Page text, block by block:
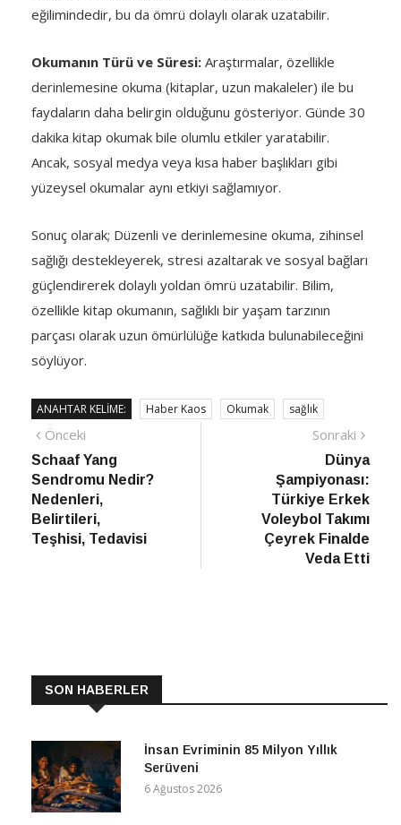
eğilimindedir, bu da ömrü dolaylı olarak uzatabilir.
Okumanın Türü ve Süresi: Araştırmalar, özellikle
derinlemesine okuma (kitaplar, uzun makaleler) ile bu
faydaların daha belirgin olduğunu gösteriyor. Günde 30
dakika kitap okumak bile olumlu etkiler yaratabilir.
Ancak, sosyal medya veya kısa haber başlıkları gibi
yüzeysel okumalar aynı etkiyi sağlamıyor.
Sonuç olarak; Düzenli ve derinlemesine okuma, zihinsel
sağlığı destekleyerek, stresi azaltarak ve sosyal bağları
güçlendirerek dolaylı yoldan ömrü uzatabilir. Bilim,
özellikle kitap okumanın, sağlıklı bir yaşam tarzının
parçası olarak uzun ömürlülüğe katkıda bulunabileceğini
söylüyor.
ANAHTAR KELIME: Haber Kaos Okumak sağlık
Yazı
gezinmesi
Önceki
haber
Schaaf Yang
Sendromu Nedir?
Nedenleri,
Belirtileri,
Teşhisi, Tedavisi
Sonraki
Dünya
Şampiyonası:
Türkiye Erkek
Voleybol Takımı
Çeyrek Finalde
Veda Etti
SON HABERLER
İnsan Evriminin 85 Milyon Yıllık
Serüveni
6 Ağustos 2026